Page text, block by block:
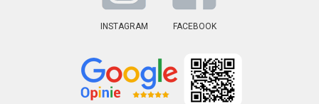
INSTAGRAM FACEBOOK